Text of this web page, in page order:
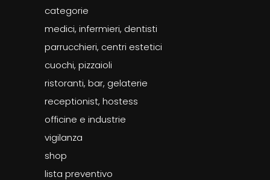
categorie
medici, infermieri, dentisti
parrucchieri, centri estetici
cuochi, pizzaioli
ristoranti, bar, gelaterie
receptionist, hostess
officine e industrie
vigilanza
shop
lista preventivo